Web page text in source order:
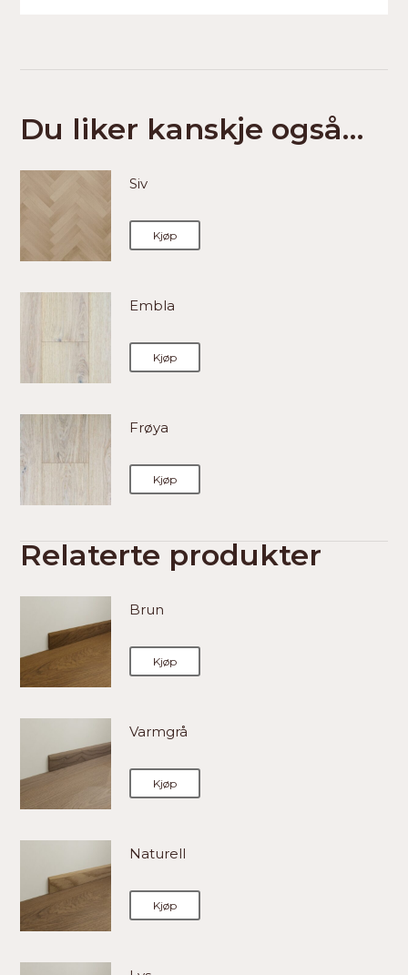
Du liker kanskje også…
Siv
Kjøp
Embla
Kjøp
Frøya
Kjøp
Relaterte produkter
Brun
Kjøp
Varmgrå
Kjøp
Naturell
Kjøp